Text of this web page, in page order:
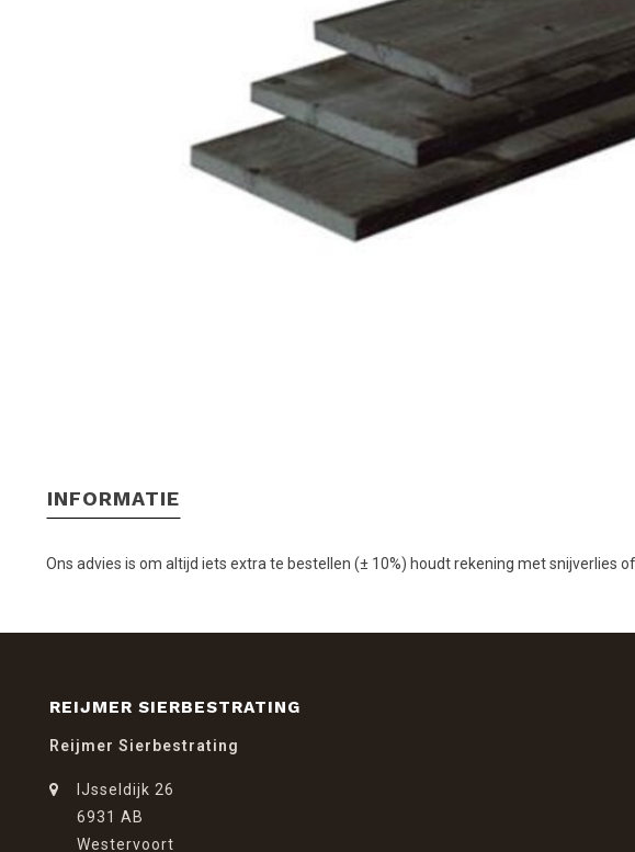
INFORMATIE
Ons advies is om altijd iets extra te bestellen (± 10%) houdt rekening met snijverlies
REIJMER SIERBESTRATING
Reijmer Sierbestrating
IJsseldijk 26
6931 AB
Westervoort